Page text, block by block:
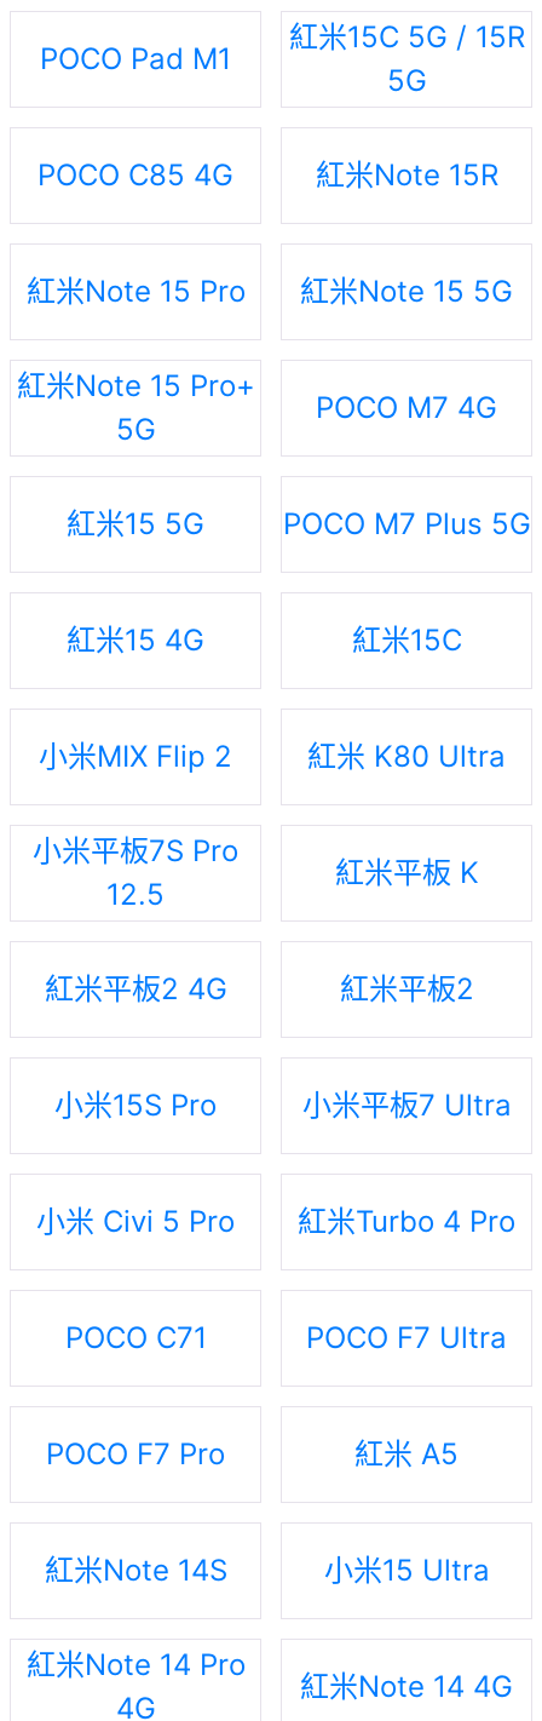
POCO Pad M1
紅米15C 5G / 15R
5G
POCO C85 4G 紅米Note 15R
紅米Note 15 Pro 紅米Note 15 5G
紅米Note 15 Pro+
5G
POCO M7 4G
紅米15 5G POCO M7 Plus 5G
紅米15 4G 紅米15C
小米MIX Flip 2 紅米 K80 Ultra
小米平板7S Pro
12.5
紅米平板 K
紅米平板2 4G 紅米平板2
小米15S Pro 小米平板7 Ultra
小米 Civi 5 Pro 紅米Turbo 4 Pro
POCO C71 POCO F7 Ultra
POCO F7 Pro 紅米 A5
紅米Note 14S 小米15 Ultra
紅米Note 14 Pro
4G
紅米Note 14 4G